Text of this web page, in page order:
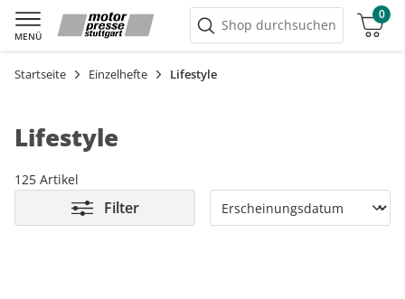
MENÜ
Shop durchsuchen
0
Warenkorb
Startseite Einzelhefte Lifestyle
Lifestyle
125 Artikel
Filter